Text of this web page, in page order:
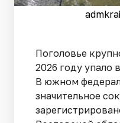
Поголовье
2026 году упало
В южном
значительное